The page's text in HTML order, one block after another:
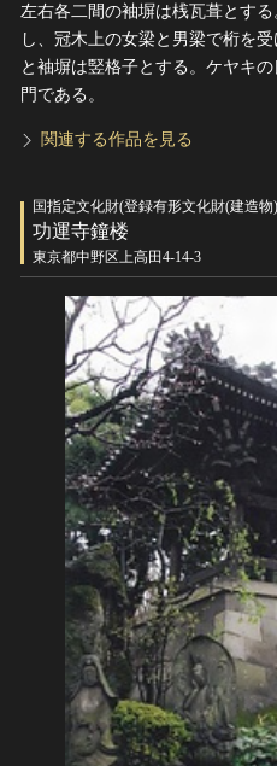
左右各二間の袖塀は桟瓦葺とす
し、冠木上の女梁と男梁で桁を
と袖塀は竪格子とする。ケヤキ
門である。
関連する作品を見る
国指定文化財(登録有形文化財(建造物
功運寺鐘楼
東京都中野区上高田4-14-3